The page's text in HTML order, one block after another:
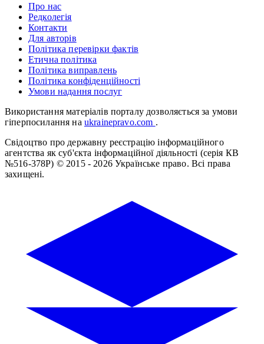
Про нас
Редколегія
Контакти
Для авторів
Політика перевірки фактів
Етична політика
Політика виправлень
Політика конфіденційності
Умови надання послуг
Використання матеріалів порталу дозволяється за умови
гіперпосилання на ukrainepravo.com .
Свідоцтво про державну реєстрацію інформаційного
агентства як суб'єкта інформаційної діяльності (серія КВ
№516-378Р) © 2015 - 2026 Українське право. Всі права
захищені.